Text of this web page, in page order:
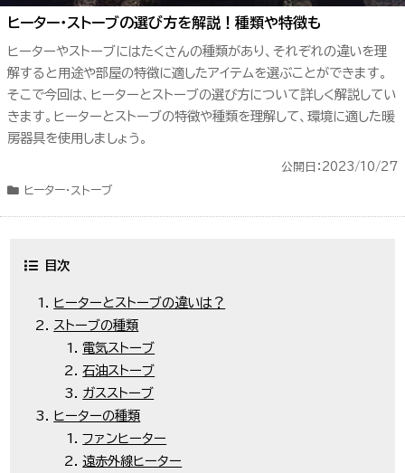
ヒーター・ストーブの選び方を解説！種類や特徴も
ヒーターやストーブにはたくさんの種類があり、それぞれの違いを理
解すると用途や部屋の特徴に適したアイテムを選ぶことができます。
そこで今回は、ヒーターとストーブの選び方について詳しく解説してい
きます。ヒーターとストーブの特徴や種類を理解して、環境に適した暖
房器具を使用しましょう。
公開日：2023/10/27
ヒーター・ストーブ
目次
ヒーターとストーブの違いは？
ストーブの種類
電気ストーブ
石油ストーブ
ガスストーブ
ヒーターの種類
ファンヒーター
遠赤外線ヒーター